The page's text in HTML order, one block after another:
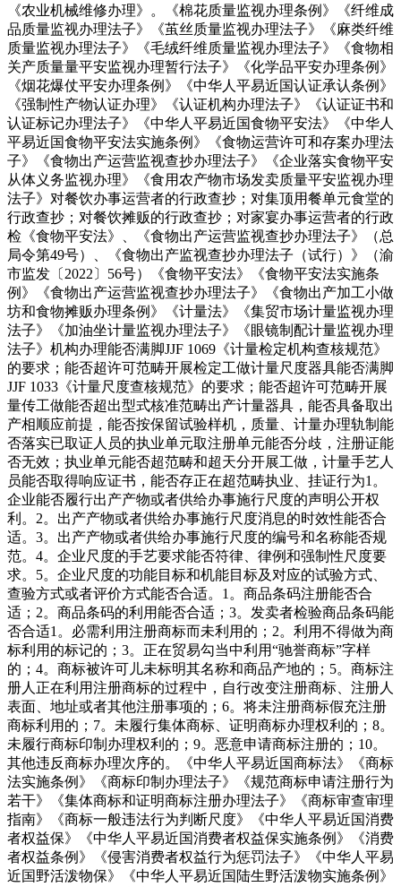
《农业机械维修办理》。《棉花质量监视办理条例》《纤维成
品质量监视办理法子》《茧丝质量监视办理法子》《麻类纤维
质量监视办理法子》《毛绒纤维质量监视办理法子》《食物相
关产质量量平安监视办理暂行法子》《化学品平安办理条例》
《烟花爆仗平安办理条例》《中华人平易近国认证承认条例》
《强制性产物认证办理》《认证机构办理法子》《认证证书和
认证标记办理法子》《中华人平易近国食物平安法》《中华人
平易近国食物平安法实施条例》《食物运营许可和存案办理法
子》《食物出产运营监视查抄办理法子》《企业落实食物平安
从体义务监视办理》《食用农产物市场发卖质量平安监视办理
法子》对餐饮办事运营者的行政查抄；对集顶用餐单元食堂的
行政查抄；对餐饮摊贩的行政查抄；对家宴办事运营者的行政
检《食物平安法》、《食物出产运营监视查抄办理法子》（总
局令第49号）、《食物出产监视查抄办理法子（试行）》（渝
市监发〔2022〕56号）《食物平安法》《食物平安法实施条
例》《食物出产运营监视查抄办理法子》《食物出产加工小做
坊和食物摊贩办理条例》《计量法》《集贸市场计量监视办理
法子》《加油坐计量监视办理法子》《眼镜制配计量监视办理
法子》机构办理能否满脚JJF 1069《计量检定机构查核规范》
的要求；能否超许可范畴开展检定工做计量尺度器具能否满脚
JJF 1033《计量尺度查核规范》的要求；能否超许可范畴开展
量传工做能否超出型式核准范畴出产计量器具，能否具备取出
产相顺应前提，能否按保留试验样机，质量、计量办理轨制能
否落实已取证人员的执业单元取注册单元能否分歧，注册证能
否无效；执业单元能否超范畴和超天分开展工做，计量手艺人
员能否取得响应证书，能否存正在超范畴执业、挂证行为1。
企业能否履行出产产物或者供给办事施行尺度的声明公开权
利。2。出产产物或者供给办事施行尺度消息的时效性能否合
适。3。出产产物或者供给办事施行尺度的编号和名称能否规
范。4。企业尺度的手艺要求能否符律、律例和强制性尺度要
求。5。企业尺度的功能目标和机能目标及对应的试验方式、
查验方式或者评价方式能否合适。1。商品条码注册能否合
适；2。商品条码的利用能否合适；3。发卖者检验商品条码能
否合适1。必需利用注册商标而未利用的；2。利用不得做为商
标利用的标记的；3。正在贸易勾当中利用“驰誉商标”字样
的；4。商标被许可儿未标明其名称和商品产地的；5。商标注
册人正在利用注册商标的过程中，自行改变注册商标、注册人
表面、地址或者其他注册事项的；6。将未注册商标假充注册
商标利用的；7。未履行集体商标、证明商标办理权利的；8。
未履行商标印制办理权利的；9。恶意申请商标注册的；10。
其他违反商标办理次序的。《中华人平易近国商标法》《商标
法实施条例》《商标印制办理法子》《规范商标申请注册行为
若干》《集体商标和证明商标注册办理法子》《商标审查审理
指南》《商标一般违法行为判断尺度》《中华人平易近国消费
者权益保》《中华人平易近国消费者权益保实施条例》《消费
者权益条例》《侵害消费者权益行为惩罚法子》《中华人平易
近国野活泼物保》《中华人平易近国陆生野活泼物实施条例》